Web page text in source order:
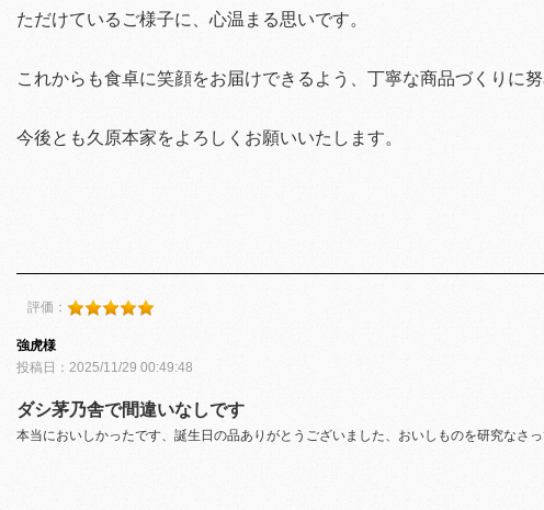
ただけているご様子に、心温まる思いです。
これからも食卓に笑顔をお届けできるよう、丁寧な商品づくりに努
今後とも久原本家をよろしくお願いいたします。
評価：
強虎様
投稿日：2025/11/29 00:49:48
ダシ茅乃舎で間違いなしです
本当においしかったです、誕生日の品ありがとうございました、おいしものを研究なさ